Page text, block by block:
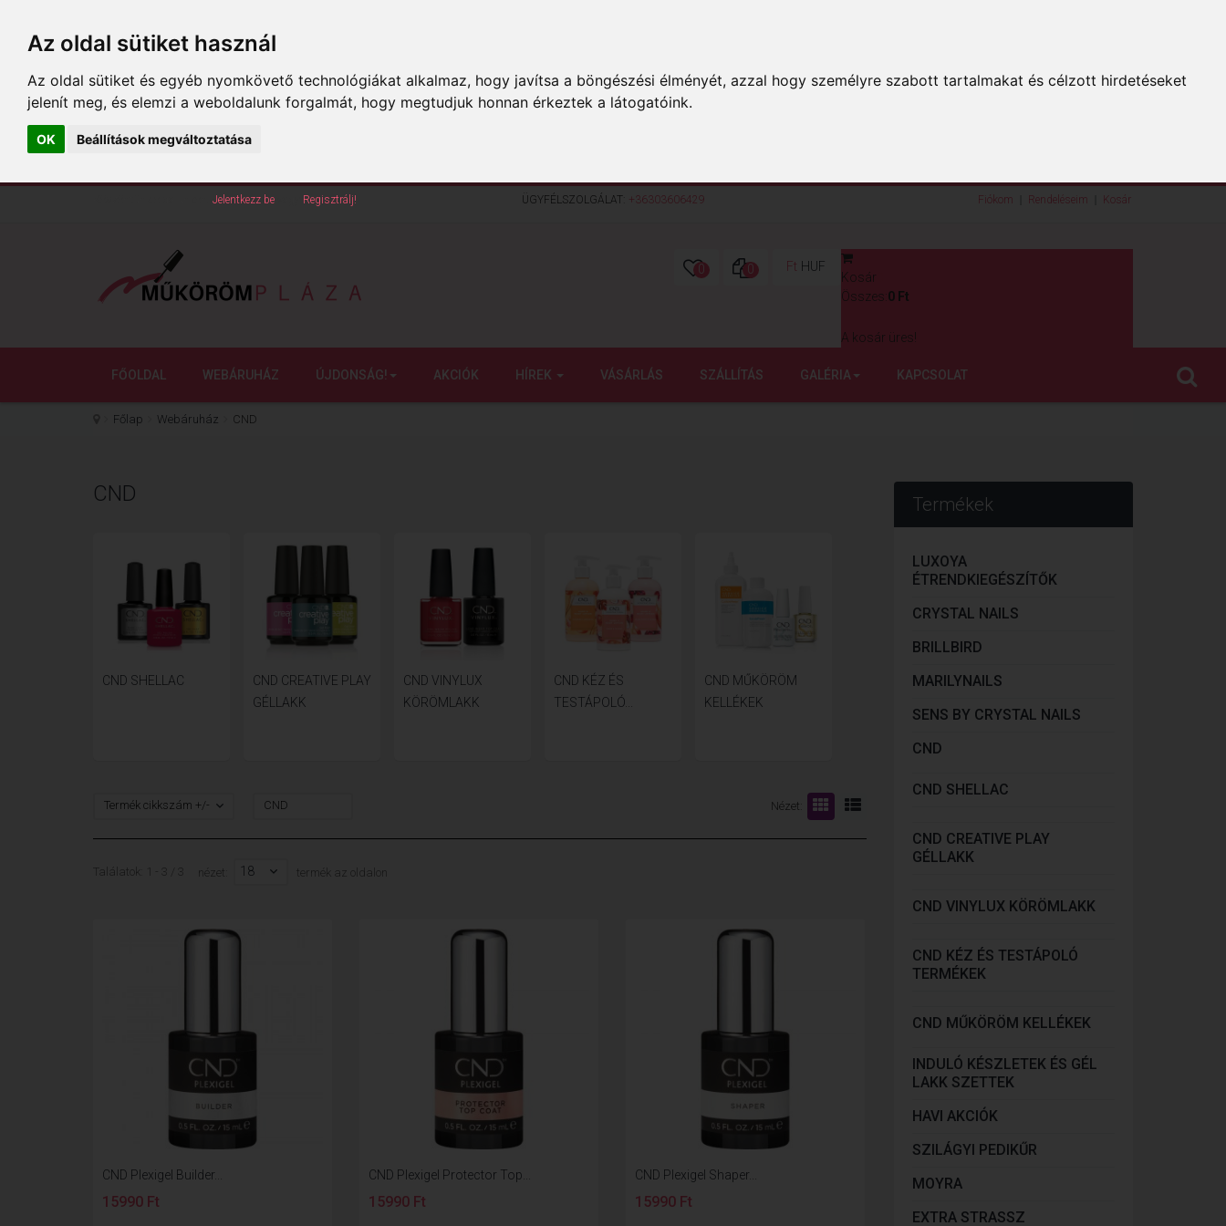
Az oldal sütiket használ
Az oldal sütiket és egyéb nyomkövető technológiákat alkalmaz, hogy javítsa a böngészési élményét, azzal hogy személyre szabott tartalmakat és célzott hirdetéseket
jelenít meg, és elemzi a weboldalunk forgalmát, hogy megtudjuk honnan érkeztek a látogatóink.
OK Beállítások megváltoztatása
Jelentkezz be Regisztrálj! ÜGYFÉLSZOLGÁLAT: +36303606429 Fiókom Rendeléseim Kosár
0 0 Ft HUF
Kosár
Összes: 0 Ft
A kosár üres!
FŐOLDAL WEBÁRUHÁZ ÚJDONSÁG! AKCIÓK HÍREK VÁSÁRLÁS SZÁLLÍTÁS GALÉRIA KAPCSOLAT
Főlap Webáruház CND
CND
CND SHELLAC
CND CREATIVE PLAY
GÉLLAKK
CND VINYLUX
KÖRÖMLAKK
CND KÉZ ÉS
TESTÁPOLÓ...
CND MŰKÖRÖM
KELLÉKEK
Nézet:
Termék cikkszám +/- CND
Találatok: 1 - 3 / 3 nézet: 18 termék az oldalon
CND Plexigel Builder...
15990 Ft
CND Plexigel Protector Top...
15990 Ft
CND Plexigel Shaper...
15990 Ft
Termékek
LUXOYA
ÉTRENDKIEGÉSZÍTŐK
CRYSTAL NAILS
BRILLBIRD
MARILYNAILS
SENS BY CRYSTAL NAILS
CND
CND SHELLAC
CND CREATIVE PLAY
GÉLLAKK
CND VINYLUX KÖRÖMLAKK
CND KÉZ ÉS TESTÁPOLÓ
TERMÉKEK
CND MŰKÖRÖM KELLÉKEK
INDULÓ KÉSZLETEK ÉS GÉL
LAKK SZETTEK
HAVI AKCIÓK
SZILÁGYI PEDIKŰR
MOYRA
EXTRA STRASSZ